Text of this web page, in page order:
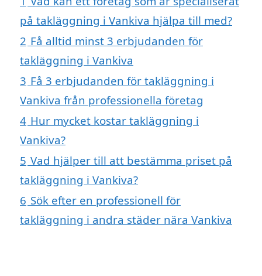
på takläggning i Vankiva hjälpa till med?
2 Få alltid minst 3 erbjudanden för
takläggning i Vankiva
3 Få 3 erbjudanden för takläggning i
Vankiva från professionella företag
4 Hur mycket kostar takläggning i
Vankiva?
5 Vad hjälper till att bestämma priset på
takläggning i Vankiva?
6 Sök efter en professionell för
takläggning i andra städer nära Vankiva